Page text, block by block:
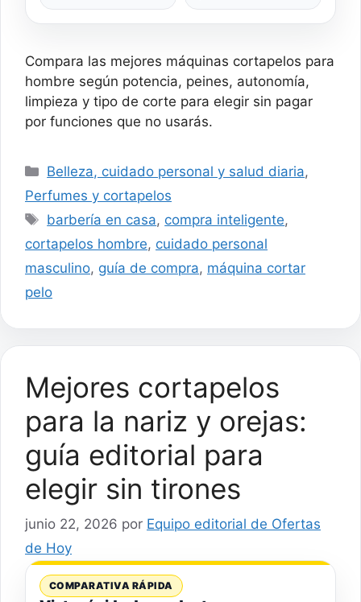
Longitud, 4 Accesorios:
Tijeras, Peine, Cepillo
Limpieza y Cuello -
HC5035
Compara las mejores máquinas cortapelos para
hombre según potencia, peines, autonomía,
limpieza y tipo de corte para elegir sin pagar
por funciones que no usarás.
Categorías
Belleza, cuidado personal y salud diaria,
Perfumes y cortapelos
Etiquetas
barbería en casa, compra inteligente,
cortapelos hombre, cuidado personal
masculino, guía de compra, máquina cortar
pelo
Mejores cortapelos
para la nariz y orejas:
guía editorial para
elegir sin tirones
junio 22, 2026 por Equipo editorial de Ofertas
de Hoy
COMPARATIVA RÁPIDA